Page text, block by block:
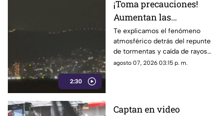
2:30
¡Toma precauciones!
Aumentan las
tormentas eléctricas y
lluvias intensas en
Acapulco
Te explicamos el fenómeno
atmosférico detrás del repunte
de tormentas y caída de rayos
en el puerto.
agosto 07, 2026 03:15 p. m.
Captan en video